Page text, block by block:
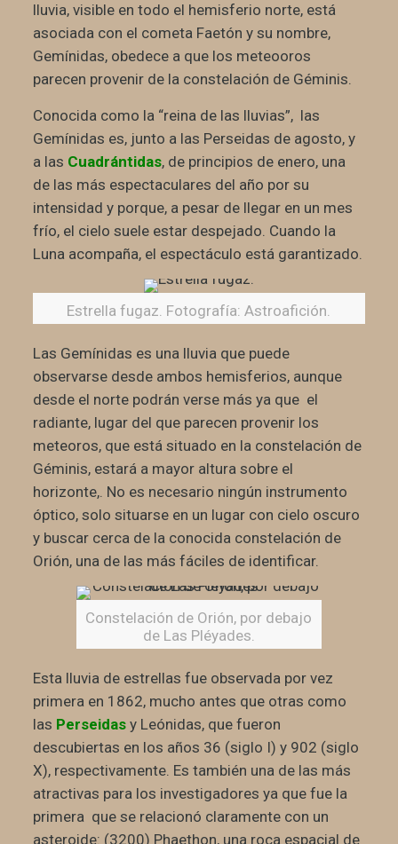
lluvia, visible en todo el hemisferio norte, está
asociada con el cometa Faetón y su nombre,
Gemínidas, obedece a que los meteooros
parecen provenir de la constelación de Géminis.
Conocida como la “reina de las lluvias”, las
Gemínidas es, junto a las Perseidas de agosto, y
a las Cuadrántidas, de principios de enero, una
de las más espectaculares del año por su
intensidad y porque, a pesar de llegar en un mes
frío, el cielo suele estar despejado. Cuando la
Luna acompaña, el espectáculo está garantizado.
Estrella fugaz. Fotografía: Astroafición.
Las Gemínidas es una lluvia que puede
observarse desde ambos hemisferios, aunque
desde el norte podrán verse más ya que el
radiante, lugar del que parecen provenir los
meteoros, que está situado en la constelación de
Géminis, estará a mayor altura sobre el
horizonte,. No es necesario ningún instrumento
óptico, solo situarse en un lugar con cielo oscuro
y buscar cerca de la conocida constelación de
Orión, una de las más fáciles de identificar.
Constelación de Orión, por debajo
de Las Pléyades.
Esta lluvia de estrellas fue observada por vez
primera en 1862, mucho antes que otras como
las Perseidasy Leónidas, que fueron
descubiertas en los años 36 (siglo I) y 902 (siglo
X), respectivamente. Es también una de las más
atractivas para los investigadores ya que fue la
primera que se relacionó claramente con un
asteroide: (3200) Phaethon, una roca espacial de